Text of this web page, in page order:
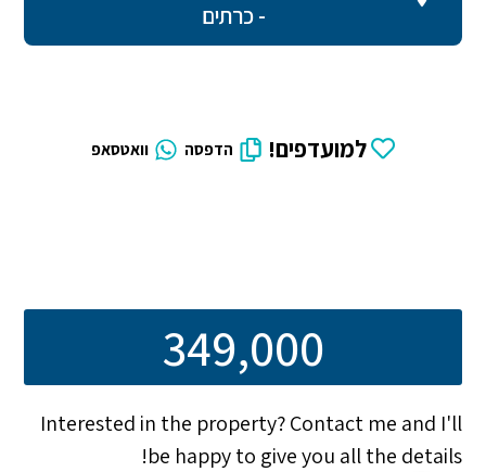
- כרתים
למועדפים! הדפסה וואטסאפ
349,000
Interested in the property? Contact me and I'll
be happy to give you all the details!